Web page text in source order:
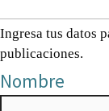
Ingresa tus datos
publicaciones.
Nombre